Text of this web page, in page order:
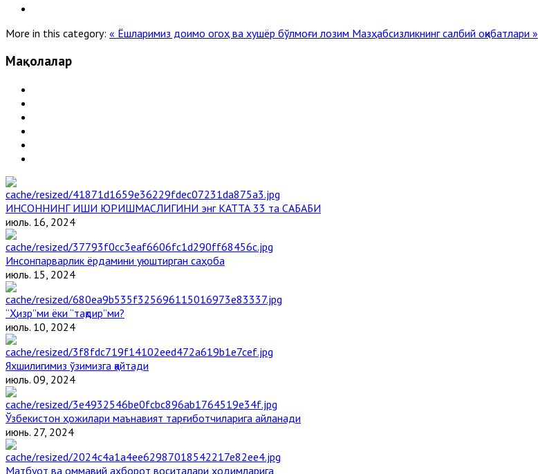
More in this category: « Ёшларимиз доимо огоҳ ва хушёр бўлмоғи лозим Мазҳабсизликнинг салбий оқибатлари »
Мақолалар
ИНСОННИНГ ИШИ ЮРИШМАСЛИГИНИ энг КАТТА 33 та САБАБИ
июль. 16, 2024
Инсонпарварлик ёрдамини уюштирган саҳоба
июль. 15, 2024
“Ҳизр”ми ёки “тақдир”ми?
июль. 10, 2024
Яхшилигимиз ўзимизга қайтади
июль. 09, 2024
Ўзбекистон ҳожилари маънавият тарғиботчиларига айланади
июнь. 27, 2024
Матбуот ва оммавий ахборот воситалари ходимларига